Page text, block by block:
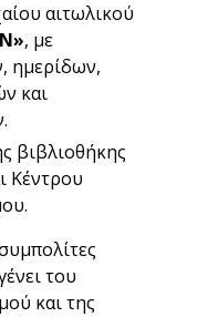
αιτωλικού
, με
ημερίδων,
και
βιβλιοθήκης
Κέντρου
του
και της